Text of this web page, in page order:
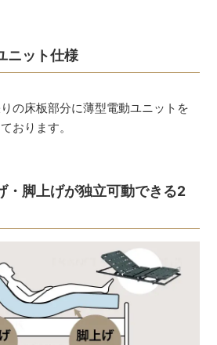
ニット仕様
の床板部分に薄型電動ユニットを
おります。
・脚上げが独立可動できる2